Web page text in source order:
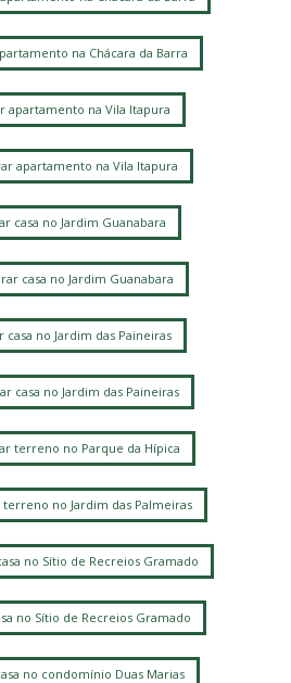
na Chácara da Barra
apartamento na Vila Itapura
apartamento na Vila Itapura
casa no Jardim Guanabara
casa no Jardim Guanabara
casa no Jardim das Paineiras
casa no Jardim das Paineiras
terreno no Parque da Hípica
no Jardim das Palmeiras
no Sítio de Recreios Gramado
no Sítio de Recreios Gramado
no condomínio Duas Marias